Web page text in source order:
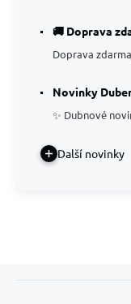
🚚 Doprava
Doprava
Novinky
✨ Dubnové
Další novinky